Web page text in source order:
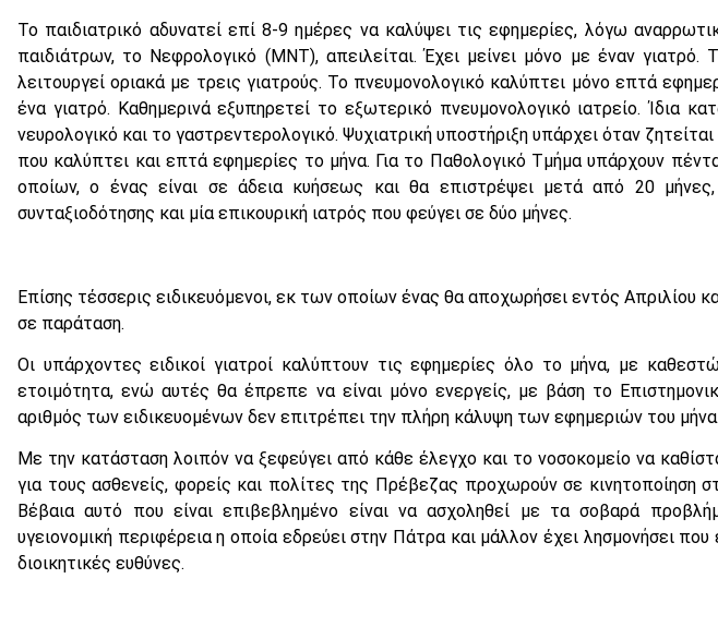
Το παιδιατρικό αδυνατεί επί 8-9 ημέρες να καλύψει τις εφημερίες, λόγω
παιδιάτρων, το Νεφρολογικό (ΜΝΤ), απειλείται. Έχει μείνει μόνο με έναν γιατρό.
λειτουργεί οριακά με τρεις γιατρούς. Το πνευμονολογικό καλύπτει μόνο επτά
ένα γιατρό. Καθημερινά εξυπηρετεί το εξωτερικό πνευμονολογικό ιατρείο. Ίδια
νευρολογικό και το γαστρεντερολογικό. Ψυχιατρική υποστήριξη υπάρχει όταν
που καλύπτει και επτά εφημερίες το μήνα. Για το Παθολογικό Τμήμα υπάρχουν
οποίων, ο ένας είναι σε άδεια κυήσεως και θα επιστρέψει μετά από 20
συνταξιοδότησης και μία επικουρική ιατρός που φεύγει σε δύο μήνες.
Επίσης τέσσερις ειδικευόμενοι, εκ των οποίων ένας θα αποχωρήσει εντός Απριλίου
σε παράταση.
Οι υπάρχοντες ειδικοί γιατροί καλύπτουν τις εφημερίες όλο το μήνα, με
ετοιμότητα, ενώ αυτές θα έπρεπε να είναι μόνο ενεργείς, με βάση το
αριθμός των ειδικευομένων δεν επιτρέπει την πλήρη κάλυψη των εφημεριών του μήνα.
Με την κατάσταση λοιπόν να ξεφεύγει από κάθε έλεγχο και το νοσοκομείο να
για τους ασθενείς, φορείς και πολίτες της Πρέβεζας προχωρούν σε κινητοποίηση
Βέβαια αυτό που είναι επιβεβλημένο είναι να ασχοληθεί με τα σοβαρά
υγειονομική περιφέρεια η οποία εδρεύει στην Πάτρα και μάλλον έχει λησμονήσει που
διοικητικές ευθύνες.